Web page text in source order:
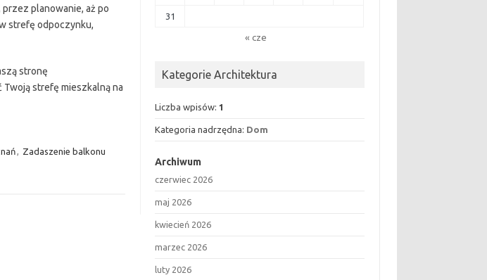
planowanie, aż po
strefę odpoczynku,
stronę
strefę mieszkalną na
, Zadaszenie balkonu
31
« cze
Kategorie Architektura
Liczba wpisów:1
Kategoria nadrzędna: Dom
Archiwum
czerwiec 2026
maj 2026
kwiecień 2026
marzec 2026
luty 2026